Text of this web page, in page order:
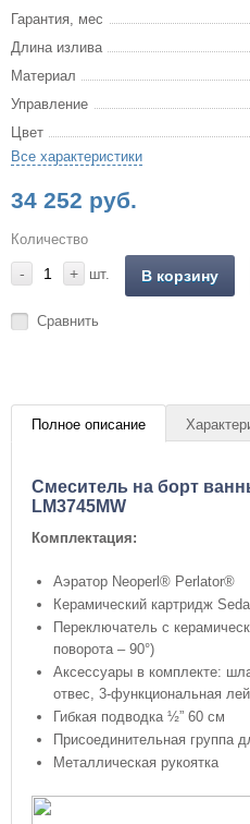
Гарантия, мес
Длина излива
Материал
Управление
Цвет
Все характеристики
34 252 руб.
Количество
- + шт. В корзину
Сравнить
Полное описание
Cмеситель на борт
LM3745MW
Комплектация:
Аэратор Neoperl® Perlator®
Керамический картридж
Переключатель с
поворота – 90°)
Аксессуары в комплекте:
отвес, 3-функциональная
Гибкая подводка ½” 60 см
Присоединительная группа
Металлическая рукоятка